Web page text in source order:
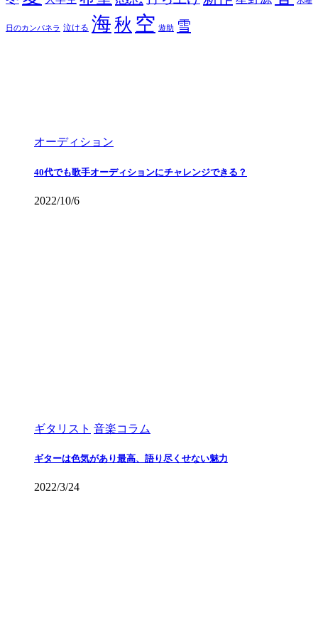
日のカンパネラ 泣ける 海秋 空 遊助 雪
オーディション
40代でも歌手オーディションにチャレンジできる？
2022/10/6
ギタリスト 音楽コラム
ギターは色気があり最高、語り尽くせない魅力
2022/3/24